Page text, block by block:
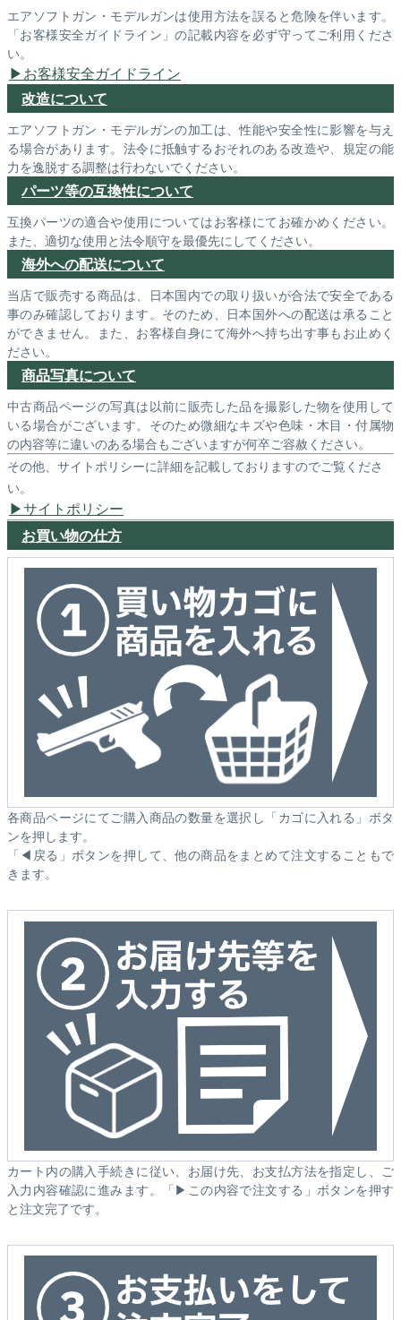
エアソフトガン・モデルガンは使用方法を誤ると危険を伴います。
「お客様安全ガイドライン」の記載内容を必ず守ってご利用くださ
い。
お客様安全ガイドライン
改造について
エアソフトガン・モデルガンの加工は、性能や安全性に影響を与え
る場合があります。法令に抵触するおそれのある改造や、規定の能
力を逸脱する調整は行わないでください。
パーツ等の互換性について
互換パーツの適合や使用についてはお客様にてお確かめください。
また、適切な使用と法令順守を最優先にしてください。
海外への配送について
当店で販売する商品は、日本国内での取り扱いが合法で安全である
事のみ確認しております。そのため、日本国外への配送は承ること
ができません。また、お客様自身にて海外へ持ち出す事もお止めく
ださい。
商品写真について
中古商品ページの写真は以前に販売した品を撮影した物を使用して
いる場合がございます。そのため微細なキズや色味・木目・付属物
の内容等に違いのある場合もございますが何卒ご容赦ください。
その他、サイトポリシーに詳細を記載しておりますのでご覧くださ
い。
サイトポリシー
お買い物の仕方
各商品ページにてご購入商品の数量を選択し「カゴに入れる」ボタ
ンを押します。
「◀戻る」ボタンを押して、他の商品をまとめて注文することもで
きます。
カート内の購入手続きに従い、お届け先、お支払方法を指定し、ご
入力内容確認に進みます。「▶この内容で注文する」ボタンを押す
と注文完了です。